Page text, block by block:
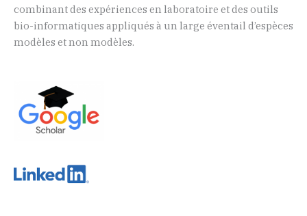
combinant des expériences en laboratoire et des outils
bio-informatiques appliqués à un large éventail d’espèces
modèles et non modèles.